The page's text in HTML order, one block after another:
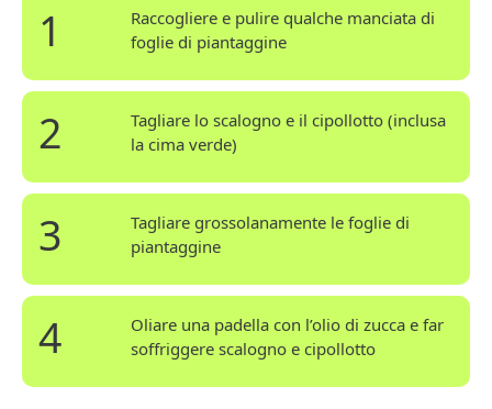
1
Raccogliere e pulire qualche manciata di
foglie di piantaggine
2
Tagliare lo scalogno e il cipollotto (inclusa
la cima verde)
3
Tagliare grossolanamente le foglie di
piantaggine
4
Oliare una padella con l’olio di zucca e far
soffriggere scalogno e cipollotto